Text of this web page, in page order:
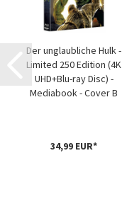
Der unglaubliche Hulk -
Limited 250 Edition (4K
UHD+Blu-ray Disc) -
Mediabook - Cover B
34,99 EUR*